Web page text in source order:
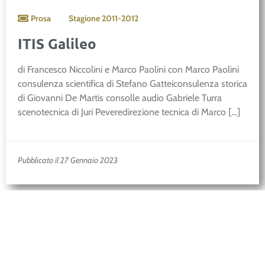
consulenza scientifica di Stefano Gatteiconsulenza storica